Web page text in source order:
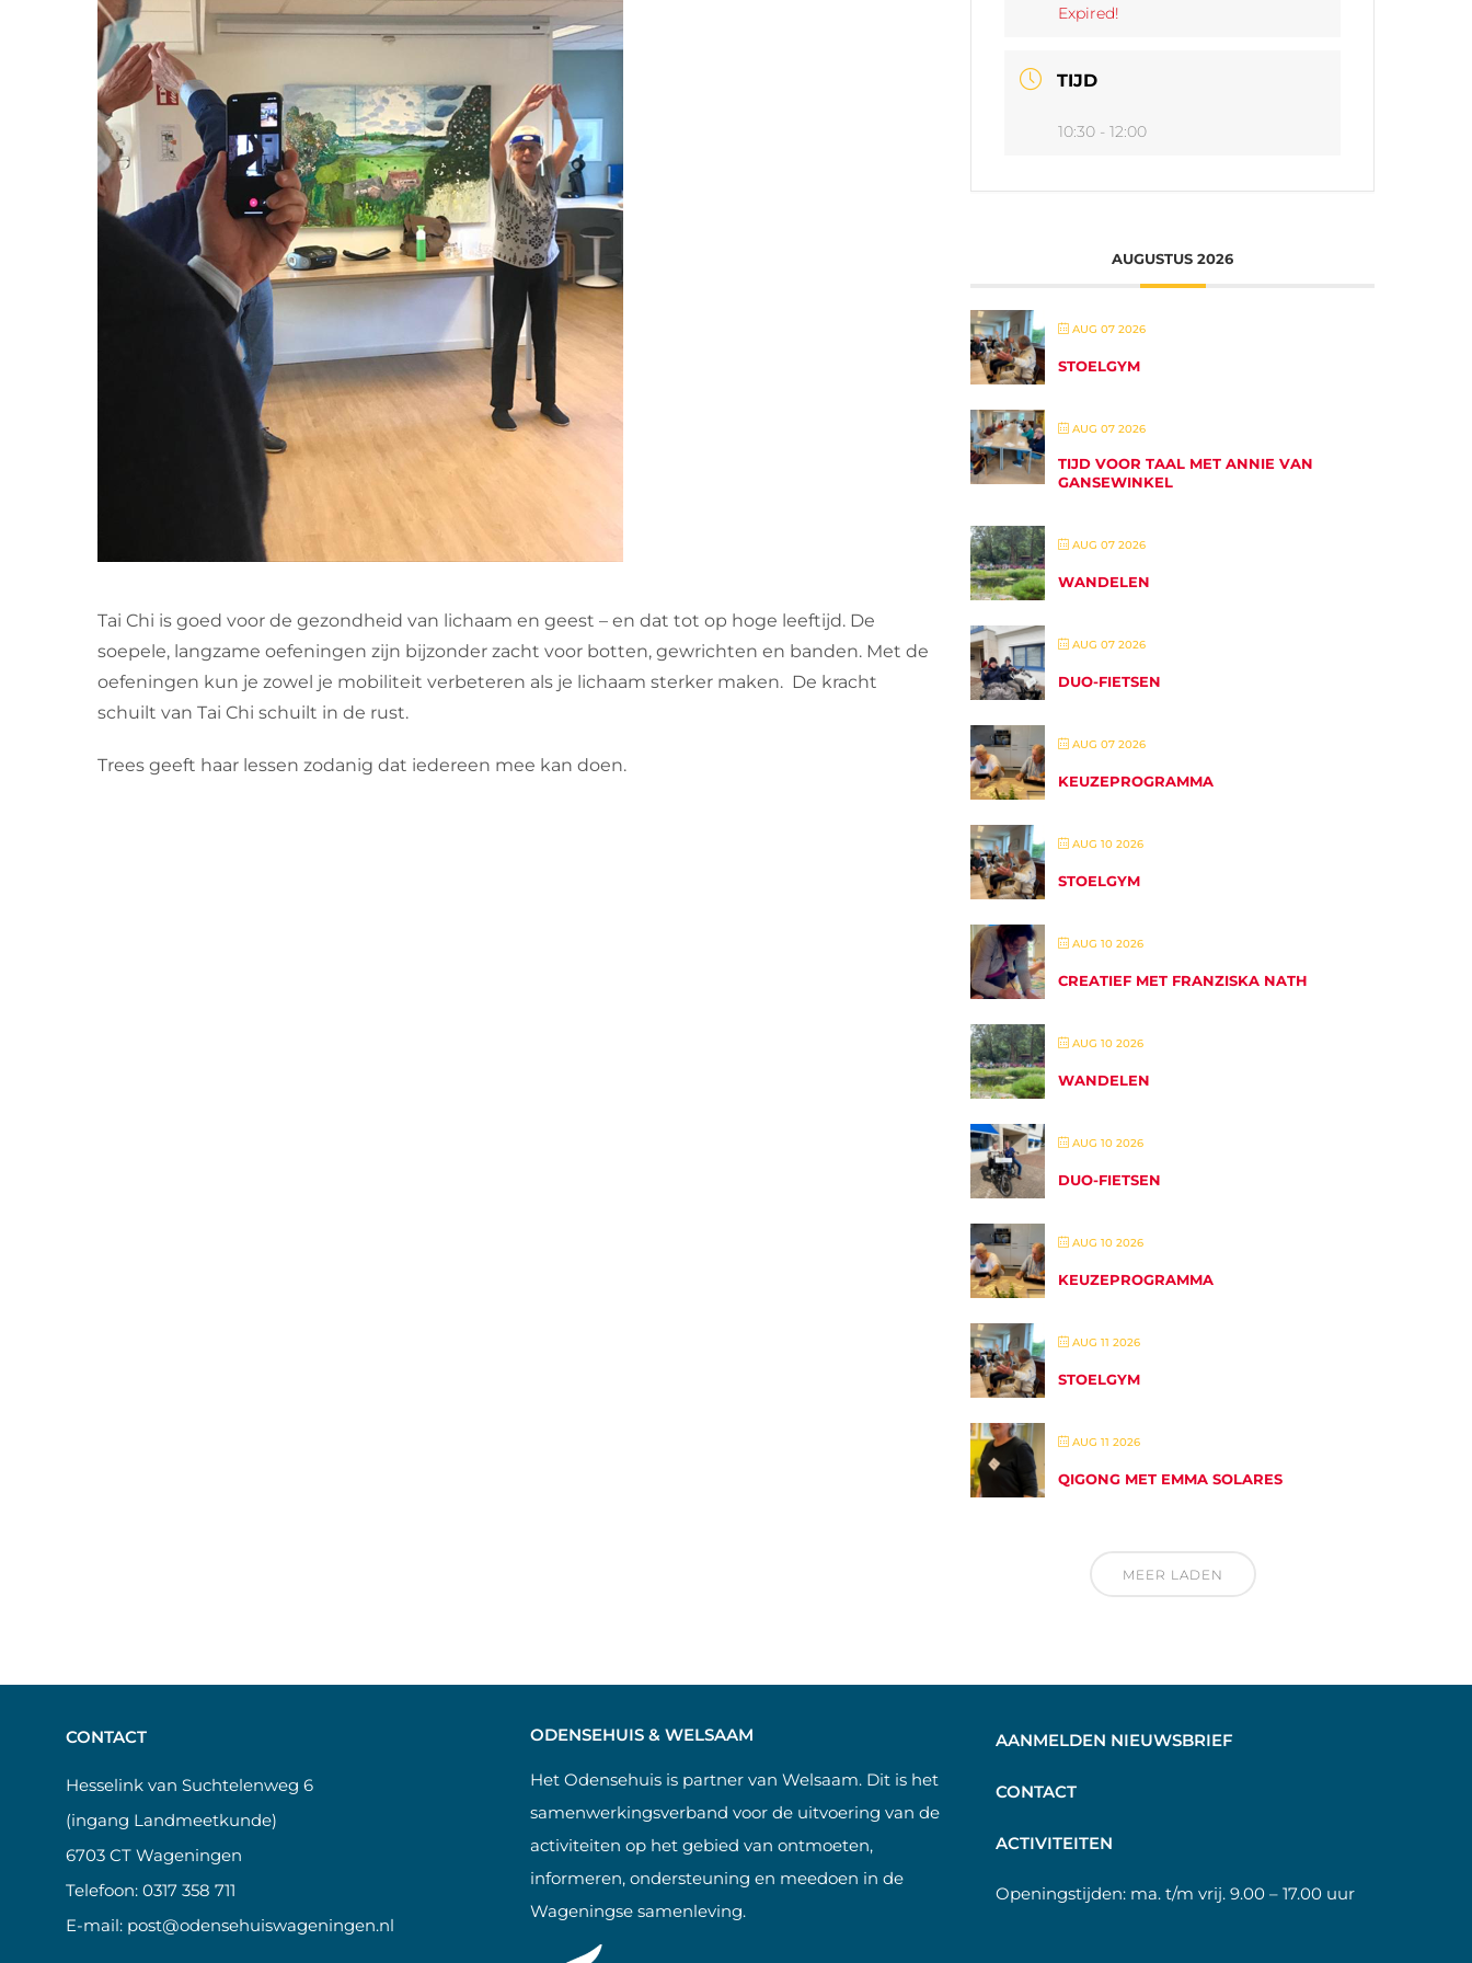
Tai Chi is goed voor de gezondheid van lichaam en geest – en dat tot op hoge leeftijd. De
soepele, langzame oefeningen zijn bijzonder zacht voor botten, gewrichten en banden. Met de
oefeningen kun je zowel je mobiliteit verbeteren als je lichaam sterker maken. De kracht
schuilt van Tai Chi schuilt in de rust.
Trees geeft haar lessen zodanig dat iedereen mee kan doen.
Expired!
TIJD
10:30 - 12:00
AUGUSTUS 2026
AUG 07 2026
STOELGYM
AUG 07 2026
TIJD VOOR TAAL MET ANNIE VAN
GANSEWINKEL
AUG 07 2026
WANDELEN
AUG 07 2026
DUO-FIETSEN
AUG 07 2026
KEUZEPROGRAMMA
AUG 10 2026
STOELGYM
AUG 10 2026
CREATIEF MET FRANZISKA NATH
AUG 10 2026
WANDELEN
AUG 10 2026
DUO-FIETSEN
AUG 10 2026
KEUZEPROGRAMMA
AUG 11 2026
STOELGYM
AUG 11 2026
QIGONG MET EMMA SOLARES
MEER LADEN
CONTACT
Hesselink van Suchtelenweg 6
(ingang Landmeetkunde)
6703 CT Wageningen
Telefoon: 0317 358 711
E-mail: post@odensehuiswageningen.nl
ODENSEHUIS & WELSAAM
Het Odensehuis is partner van Welsaam. Dit is het
samenwerkingsverband voor de uitvoering van de
activiteiten op het gebied van ontmoeten,
informeren, ondersteuning en meedoen in de
Wageningse samenleving.
AANMELDEN NIEUWSBRIEF
CONTACT
ACTIVITEITEN
Openingstijden: ma. t/m vrij. 9.00 – 17.00 uur